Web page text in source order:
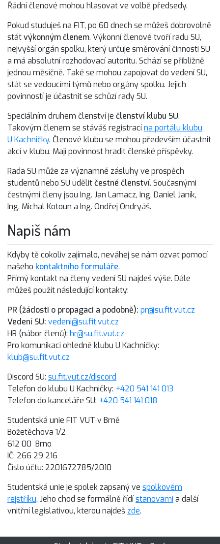
Řádní členové mohou hlasovat ve volbě předsedy.
Pokud studuješ na FIT, po 60 dnech se můžeš dobrovolně
státvýkonným členem. Výkonní členové tvoří radu SU,
nejvyšší orgán spolku, který určuje směrování činnosti SU
a má absolutní rozhodovací autoritu. Schází se přibližně
jednou měsíčně. Také se mohou zapojovat do vedení SU,
stát se vedoucími týmů nebo orgány spolku. Jejich
povinností je účastnit se schůzí rady SU.
Speciálním druhem členství je členství klubu SU.
Takovým členem se stáváš registracína portálu klubu
U Kachničky. Členové klubu se mohou především účastnit
akcí v klubu. Mají povinnost hradit členské příspěvky.
Rada SU může za významné zásluhy ve prospěch
studentů nebo SU udělitčestné členství. Současnými
čestnými členy jsou Ing. Jan Lamacz, Ing. Daniel Janík,
Ing. Michal Kotoun a Ing. Ondřej Ondryáš.
Napiš nám
Kdyby tě cokoliv zajímalo, neváhej se nám ozvat pomocí
našeho kontaktního formuláře.
Přímý kontakt na členy vedení SU najdeš výše. Dále
můžeš použít následující kontakty:
PR (žádosti o propagaci a podobně): pr@su.fit.vut.cz
Vedení SU: vedeni@su.fit.vut.cz
HR (nábor členů): hr@su.fit.vut.cz
Pro komunikaci ohledně klubu U Kachničky:
klub@su.fit.vut.cz
Discord SU: su.fit.vut.cz/discord
Telefon do klubu U Kachničky: +420 541 141 013
Telefon do kanceláře SU: +420 541 141 018
Studentská unie FIT VUT v Brně
Božetěchova 1/2
612 00 Brno
IČ: 266 29 216
Číslo účtu: 2201672785/2010
Studentská unie je spolek zapsaný ve spolkovém
rejstříku. Jeho chod se formálně řídístanovami a další
vnitřní legislativou, kterou najdeš zde.